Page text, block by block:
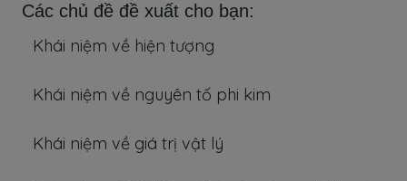
Các chủ đề đề xuất cho bạn:
Khái niệm về hiện tượng
Khái niệm về nguyên tố phi kim
Khái niệm về giá trị vật lý